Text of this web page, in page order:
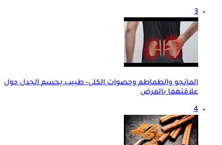
3
المانجو والطماطم وحصوات الكلى- طبيب يحسم الجدل حول
علاقتهما بالمرض
4